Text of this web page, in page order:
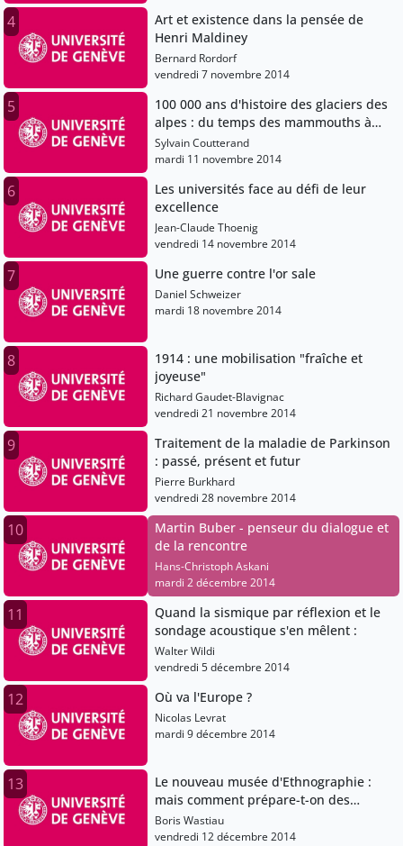
4
Art et existence dans la pensée de
Henri Maldiney
Bernard Rordorf
vendredi 7 novembre 2014
5
100 000 ans d'histoire des glaciers des
alpes : du temps des mammouths à
aujourd'hui
Sylvain Coutterand
mardi 11 novembre 2014
6
Les universités face au défi de leur
excellence
Jean-Claude Thoenig
vendredi 14 novembre 2014
7 Une guerre contre l'or sale
Daniel Schweizer
mardi 18 novembre 2014
8
1914 : une mobilisation "fraîche et
joyeuse"
Richard Gaudet-Blavignac
vendredi 21 novembre 2014
9
Traitement de la maladie de Parkinson
: passé, présent et futur
Pierre Burkhard
vendredi 28 novembre 2014
10
Martin Buber - penseur du dialogue et
de la rencontre
Hans-Christoph Askani
mardi 2 décembre 2014
11
Quand la sismique par réflexion et le
sondage acoustique s'en mêlent :
Walter Wildi
vendredi 5 décembre 2014
12 Où va l'Europe ?
Nicolas Levrat
mardi 9 décembre 2014
13
Le nouveau musée d'Ethnographie :
mais comment prépare-t-on des
expositions ?
Boris Wastiau
vendredi 12 décembre 2014